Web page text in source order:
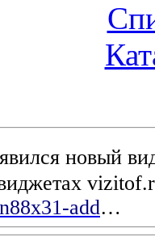
новый
add…